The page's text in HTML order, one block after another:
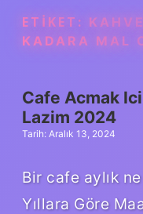
ETIKET:
KADARA MAL
Cafe Acmak
Lazim 2024
Tarih: Aralık 13, 2024
Bir cafe aylık
Yıllara Göre